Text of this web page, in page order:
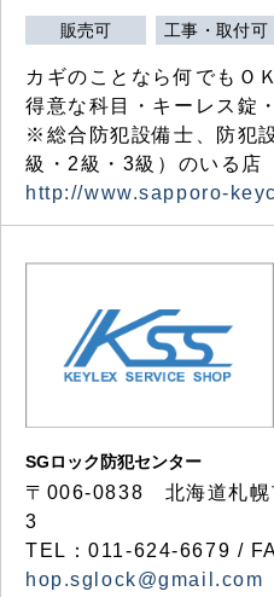
販売可 工事・取付可
カギのことなら何でもＯＫ
得意な科目・キーレス錠
※総合防犯設備士、防犯
級・2級・3級）のいる店
http://www.sapporo-
SGロック防犯センター
〒006-0838 北海道札幌
3
TEL：011-624-6679 /
hop.sglock@gmail.com